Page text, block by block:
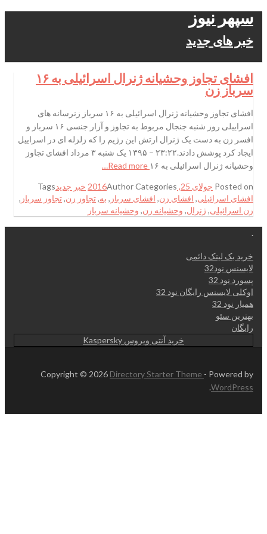
سپهر نیوز
خبر های جدید
افشای تجاوز وحشیانه ژنرال اسرائیلی به ۱۶
سرباز زن
افشای تجاوز وحشیانه ژنرال اسرائیلی به ۱۶ سرباز زنرسانه های
اسراییلی روز شنبه جنجال مربوط به تجاوز و آزار جنسی ۱۶ سرباز و
افسر زن به دست یک ژنرال ارتش این رژیم را که زلزله ای در اسراییل
ایجاد کرد پوشش دادند.۲۳:۲۲ – ۱۳۹۵ یک شنبه ۳ مرداد افشای تجاوز
وحشیانه ژنرال اسرائیلی به ۱۶
Posted on جولای 25, 2016 AuthorCategories خبر جدیدTags
افشای اسرائیلی, افشای زن, افشای سرباز , به,تجاوز زن,تجاوز سرباز ,
زن اسرائیلی,ژنرال, وحشیانه زن, وحشیانه سرباز
.
خرید بک لینک دائمی
لایسنس نود32
پسورد نود 32
اوکلی لایسنس رایگان نود 32
همیار نود 32
بهترین سئو
رایگان
خرید آنتی ویروس Kaspersky
Copyright © 2026 Directory Starter Theme - Powered by
WordPress
.